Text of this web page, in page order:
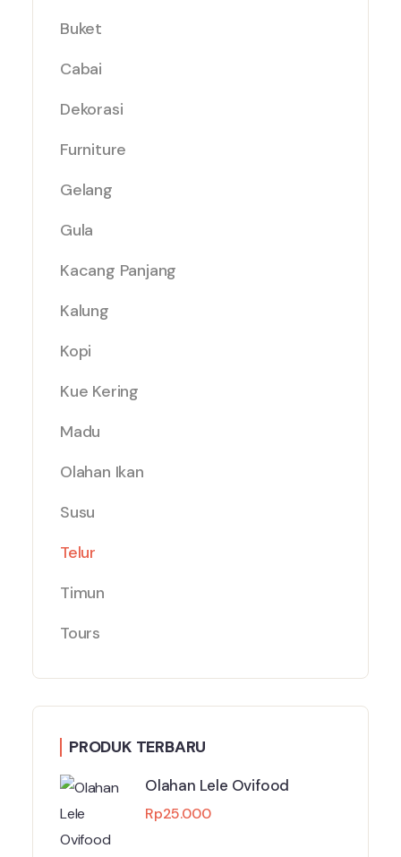
Buket
Cabai
Dekorasi
Furniture
Gelang
Gula
Kacang Panjang
Kalung
Kopi
Kue Kering
Madu
Olahan Ikan
Susu
Telur
Timun
Tours
PRODUK TERBARU
Olahan Lele Ovifood
Rp25.000